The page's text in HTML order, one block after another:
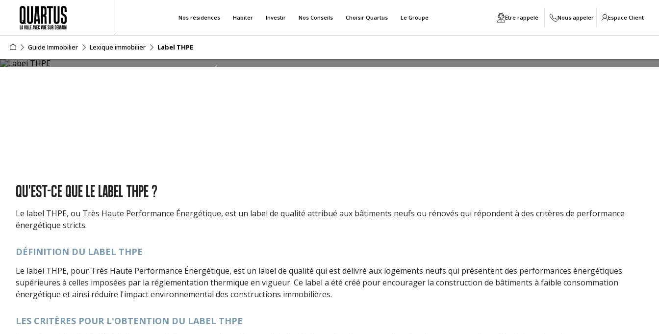
Nos résidences Habiter Investir Nos Conseils Choisir Quartus Le Groupe Être rappelé Nous appeler Espace Client
Guide Immobilier Lexique immobilier Label THPE
LABEL THPE
Le label THPE, acronyme de Très Haute Performance Énergétique, est un label de qualité pour les logements neufs visant à garantir une consommation énergétique
QU'EST-CE QUE LE LABEL THPE ?
Le label THPE, ou Très Haute Performance Énergétique, est un label de qualité attribué aux bâtiments neufs ou rénovés qui répondent à des critères de performance
énergétique stricts.
DÉFINITION DU LABEL THPE
Le label THPE, pour Très Haute Performance Énergétique, est un label de qualité qui est délivré aux logements neufs qui présentent des performances énergétiques
supérieures à celles imposées par la réglementation thermique en vigueur. Ce label a été créé pour encourager la construction de bâtiments à faible consommation
énergétique et ainsi réduire l'impact environnemental des constructions immobilières.
LES CRITÈRES POUR L'OBTENTION DU LABEL THPE